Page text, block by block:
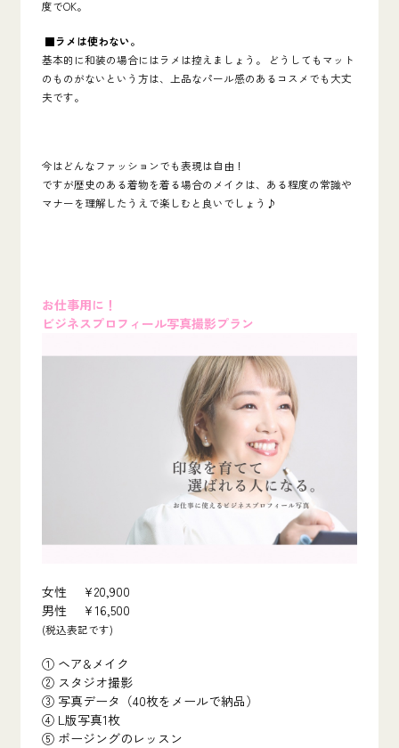
度でOK。
■ラメは使わない。
基本的に和装の場合にはラメは控えましょう。
どうしてもマット
のものがないという方は、上品なパール感のあるコスメでも大丈
夫です。
今はどんなファッションでも表現は自由！
ですが歴史のある着物を着る場合のメイクは、ある程度の常識や
マナーを理解したうえで楽しむと良いでしょう♪
お仕事用に！
ビジネスプロフィール写真撮影プラン
女性 ¥20,900
男性 ¥16,500
(税込表記です)
① ヘア&メイク
② スタジオ撮影
③ 写真データ（40枚をメールで納品）
④ L版写真1枚
⑤ ポージングのレッスン